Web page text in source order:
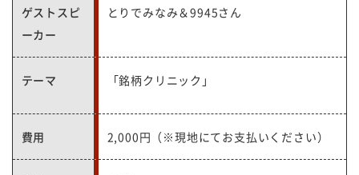
ゲストスピ
ーカー
とりでみなみ＆9945さん
テーマ 「銘柄クリニック」
費用 2,000円（※現地にてお支払いください）